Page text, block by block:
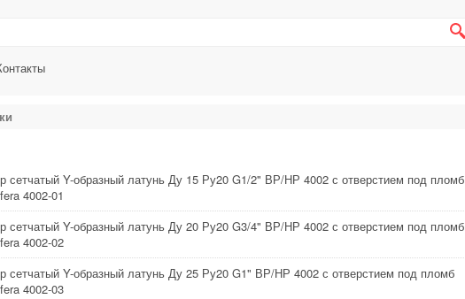
сетчатый Y-образный латунь Ду 15 Ру20 G1/2" ВР/НР 4002 с отверстием под пломб
4002-01
сетчатый Y-образный латунь Ду 20 Ру20 G3/4" ВР/НР 4002 с отверстием под пломб
4002-02
сетчатый Y-образный латунь Ду 25 Ру20 G1" ВР/НР 4002 с отверстием под пломб
4002-03